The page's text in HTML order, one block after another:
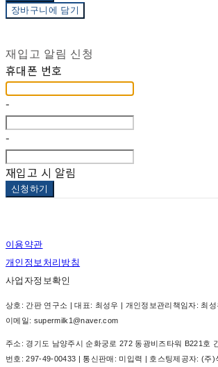
장바구니에 담기
재입고 알림 신청
휴대폰 번호
-
-
재입고 시 알림
신청하기
이용약관
개인정보처리방침
사업자정보확인
상호: 간판 연구소 | 대표: 최성우 | 개인정보관리책임자: 최
이메일: supermilk1@naver.com
주소: 경기도 남양주시 순화궁로 272 동광비즈타워 B221호
번호:297-49-00433 | 통신판매: 미입력 | 호스팅제공자: (주)